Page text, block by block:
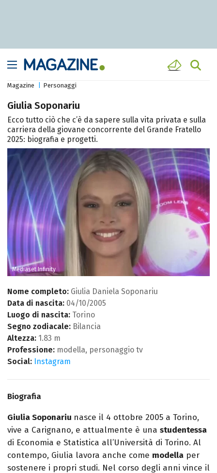
Magazine Personaggi
Giulia Soponariu
Ecco tutto ciò che c’è da sapere sulla vita privata e sulla
carriera della giovane concorrente del Grande Fratello
2025: biografia e progetti.
Mediaset Infinity
Nome completo: Giulia Daniela Soponariu
Data di nascita: 04/10/2005
Luogo di nascita: Torino
Segno zodiacale: Bilancia
Altezza: 1.83 m
Professione: modella, personaggio tv
Social: Instagram
Biografia
Giulia Soponariu nasce il 4 ottobre 2005 a Torino,
vive a Carignano, e attualmente è una studentessa
di Economia e Statistica all’Università di Torino. Al
contempo, Giulia lavora anche come modella per
sostenere i propri studi. Nel corso degli anni vince il